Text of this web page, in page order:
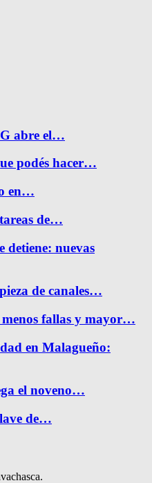
abre el…
podés hacer…
en…
de…
detiene: nuevas
de canales…
menos fallas y mayor…
en Malagueño:
el noveno…
de…